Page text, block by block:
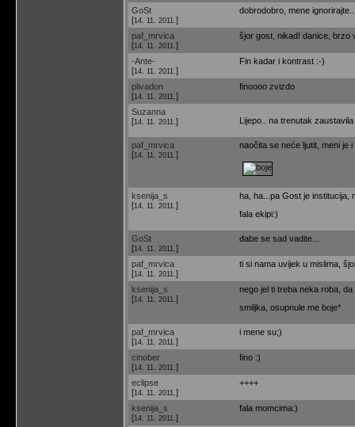
GoSt
[14. 11. 2011. ]
dobrodobro, mene
paf_mrvica
[14. 11. 2011. ]
šjor gost, nikad! danice, brzo
-Ante-
[14. 11. 2011. ]
Fin kadar i kontrast :-)
plivadon
[14. 11. 2011. ]
finoooo zvizdo
Suzanna
[14. 11. 2011. ] Lijepo.. na trenutak
paf_mrvica
[14. 11. 2011. ]
naočita se neće ljutit, meni je
ksenija_s
[14. 11. 2011. ]
ha, ha...pa Gost je institucija,
fala ekipi:)
GoSt
[14. 11. 2011. ]
đabe se sad vadite...
paf_mrvica
[14. 11. 2011. ]
ti si nama uvijek u mislima,
ksenija_s
[14. 11. 2011. ]
nego jel ti treba neka roba,
smiljka, osupnule me boje*
paf_mrvica
[14. 11. 2011. ]
i mene su;)
cinober
[14. 11. 2011. ]
fino :)
eclipse
[14. 11. 2011. ]
++++
ksenija_s
[14. 11. 2011. ]
fala momcima:)